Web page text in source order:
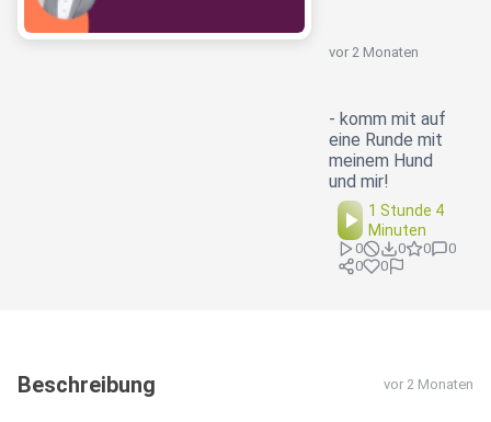
vor 2 Monaten
- komm mit auf
eine Runde mit
meinem Hund
und mir!
1 Stunde 4
Minuten
0 0 0
0
0
0
Beschreibung vor 2 Monaten